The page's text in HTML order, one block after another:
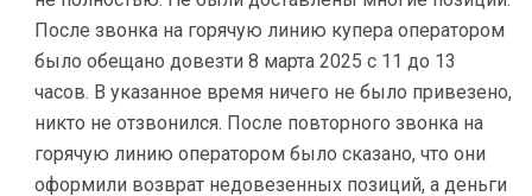
После звонка на горячую линию купера оператором
было обещано довезти 8 марта 2025 с 11 до 13
часов. В указанное время ничего не было привезено,
никто не отзвонился. После повторного звонка на
горячую линию оператором было сказано, что они
оформили возврат недовезенных позиций, а деньги